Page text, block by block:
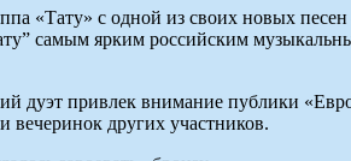
«Тату» с одной из своих новых
самым ярким российским
дуэт привлек внимание публики
других участников.